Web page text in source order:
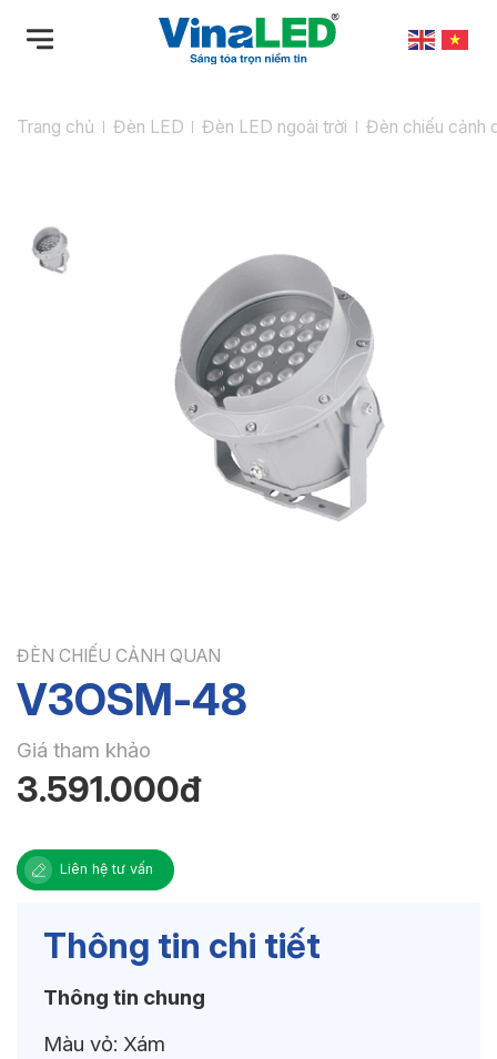
qua
dungTrang chủ Đèn LED Đèn LED ngoài trời Đèn chiếu cảnh
ĐÈN CHIẾU CẢNH QUAN
V3OSM-48
Giá tham khảo
3.591.000đ
Liên hệ tư vấn
Thông tin chi tiết
Thông tin chung
Màu vỏ: Xám